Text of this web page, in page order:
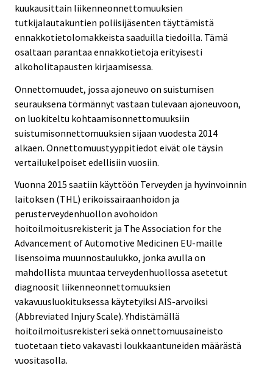
kuukausittain liikenneonnettomuuksien
tutkijalautakuntien poliisijäsenten täyttämistä
ennakkotietolomakkeista saaduilla tiedoilla. Tämä
osaltaan parantaa ennakkotietoja erityisesti
alkoholitapausten kirjaamisessa.
Onnettomuudet, jossa ajoneuvo on suistumisen
seurauksena törmännyt vastaan tulevaan ajoneuvoon,
on luokiteltu kohtaamisonnettomuuksiin
suistumisonnettomuuksien sijaan vuodesta 2014
alkaen. Onnettomuustyyppitiedot eivät ole täysin
vertailukelpoiset edellisiin vuosiin.
Vuonna 2015 saatiin käyttöön Terveyden ja hyvinvoinnin
laitoksen (THL) erikoissairaanhoidon ja
perusterveydenhuollon avohoidon
hoitoilmoitusrekisterit ja The Association for the
Advancement of Automotive Medicinen EU-maille
lisensoima muunnostaulukko, jonka avulla on
mahdollista muuntaa terveydenhuollossa asetetut
diagnoosit liikenneonnettomuuksien
vakavuusluokituksessa käytetyiksi AIS-arvoiksi
(Abbreviated Injury Scale). Yhdistämällä
hoitoilmoitusrekisteri sekä onnettomuusaineisto
tuotetaan tieto vakavasti loukkaantuneiden määrästä
vuositasolla.